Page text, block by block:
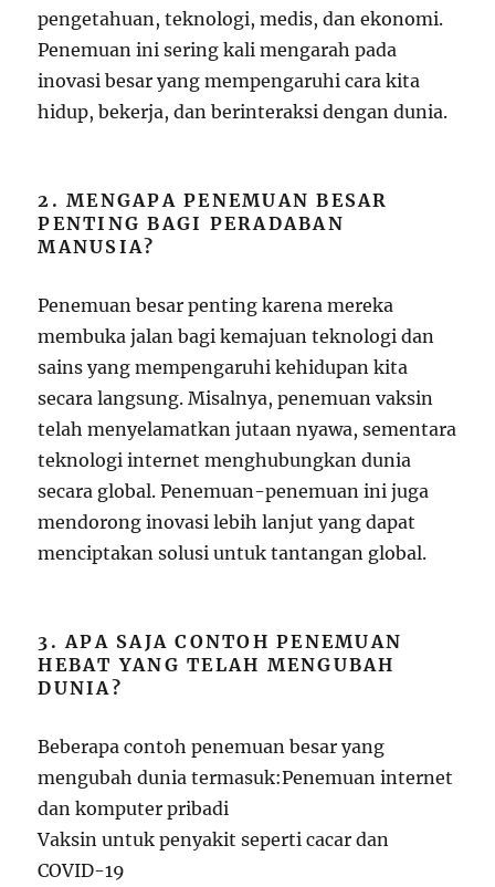
pengetahuan, teknologi, medis, dan ekonomi.
Penemuan ini sering kali mengarah pada
inovasi besar yang mempengaruhi cara kita
hidup, bekerja, dan berinteraksi dengan dunia.
2. MENGAPA PENEMUAN BESAR
PENTING BAGI PERADABAN
MANUSIA?
Penemuan besar penting karena mereka
membuka jalan bagi kemajuan teknologi dan
sains yang mempengaruhi kehidupan kita
secara langsung. Misalnya, penemuan vaksin
telah menyelamatkan jutaan nyawa, sementara
teknologi internet menghubungkan dunia
secara global. Penemuan-penemuan ini juga
mendorong inovasi lebih lanjut yang dapat
menciptakan solusi untuk tantangan global.
3. APA SAJA CONTOH PENEMUAN
HEBAT YANG TELAH MENGUBAH
DUNIA?
Beberapa contoh penemuan besar yang
mengubah dunia termasuk:Penemuan internet
dan komputer pribadi
Vaksin untuk penyakit seperti cacar dan
COVID-19